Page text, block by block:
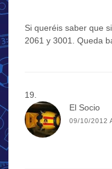
Si queréis saber que
2061 y 3001. Queda
El Socio
09/10/2012